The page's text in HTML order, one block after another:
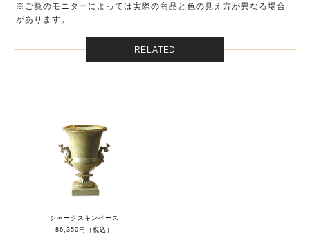
※ご覧のモニターによっては実際の商品と色の見え方が異なる場合
があります。
RELATED
シャークスキンベース
86,350円（税込）